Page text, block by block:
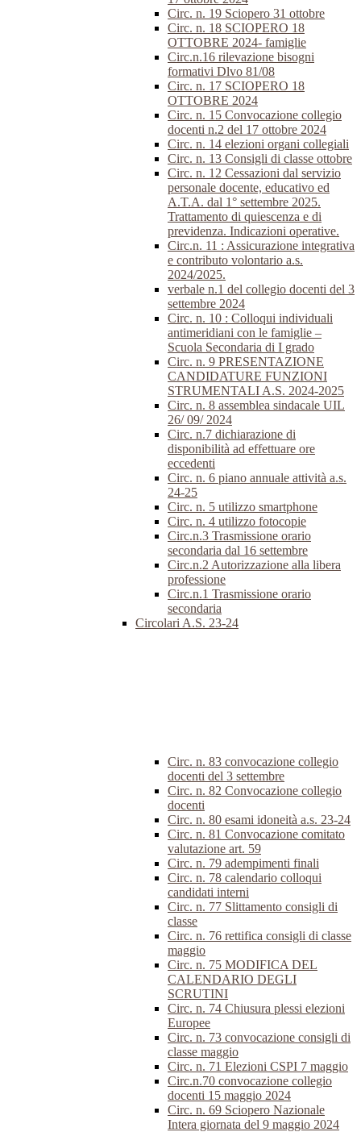
Circ. n. 19 Sciopero 31 ottobre
Circ. n. 18 SCIOPERO 18
OTTOBRE 2024- famiglie
Circ.n.16 rilevazione bisogni
formativi Dlvo 81/08
Circ. n. 17 SCIOPERO 18
OTTOBRE 2024
Circ. n. 15 Convocazione collegio
docenti n.2 del 17 ottobre 2024
Circ. n. 14 elezioni organi collegiali
Circ. n. 13 Consigli di classe ottobre
Circ. n. 12 Cessazioni dal servizio
personale docente, educativo ed
A.T.A. dal 1° settembre 2025.
Trattamento di quiescenza e di
previdenza. Indicazioni operative.
Circ.n. 11 : Assicurazione integrativa
e contributo volontario a.s.
2024/2025.
verbale n.1 del collegio docenti del 3
settembre 2024
Circ. n. 10 : Colloqui individuali
antimeridiani con le famiglie –
Scuola Secondaria di I grado
Circ. n. 9 PRESENTAZIONE
CANDIDATURE FUNZIONI
STRUMENTALI A.S. 2024-2025
Circ. n. 8 assemblea sindacale UIL
26/ 09/ 2024
Circ. n.7 dichiarazione di
disponibilità ad effettuare ore
eccedenti
Circ. n. 6 piano annuale attività a.s.
24-25
Circ. n. 5 utilizzo smartphone
Circ. n. 4 utilizzo fotocopie
Circ.n.3 Trasmissione orario
secondaria dal 16 settembre
Circ.n.2 Autorizzazione alla libera
professione
Circ.n.1 Trasmissione orario
secondaria
Circolari A.S. 23-24
Circ. n. 83 convocazione collegio
docenti del 3 settembre
Circ. n. 82 Convocazione collegio
docenti
Circ. n. 80 esami idoneità a.s. 23-24
Circ. n. 81 Convocazione comitato
valutazione art. 59
Circ. n. 79 adempimenti finali
Circ. n. 78 calendario colloqui
candidati interni
Circ. n. 77 Slittamento consigli di
classe
Circ. n. 76 rettifica consigli di classe
maggio
Circ. n. 75 MODIFICA DEL
CALENDARIO DEGLI
SCRUTINI
Circ. n. 74 Chiusura plessi elezioni
Europee
Circ. n. 73 convocazione consigli di
classe maggio
Circ. n. 71 Elezioni CSPI 7 maggio
Circ.n.70 convocazione collegio
docenti 15 maggio 2024
Circ. n. 69 Sciopero Nazionale
Intera giornata del 9 maggio 2024